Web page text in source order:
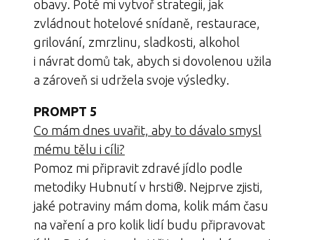
obavy. Poté mi vytvoř strategii, jak
zvládnout hotelové snídaně, restaurace,
grilování, zmrzlinu, sladkosti, alkohol
i návrat domů tak, abych si dovolenou užila
a zároveň si udržela svoje výsledky.
PROMPT 5
Co mám dnes uvařit, aby to dávalo smysl
mému tělu i cíli?
Pomoz mi připravit zdravé jídlo podle
metodiky Hubnutí v hrsti®. Nejprve zjisti,
jaké potraviny mám doma, kolik mám času
na vaření a pro kolik lidí budu připravovat